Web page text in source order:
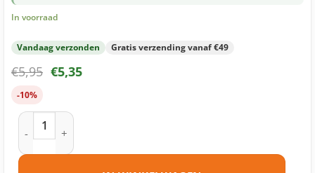
In voorraad
Vandaag verzonden Gratis verzending vanaf €49
€5,95 €5,35
-10%
Brother LC125 C inktcartridge cyaan huismerk aantal